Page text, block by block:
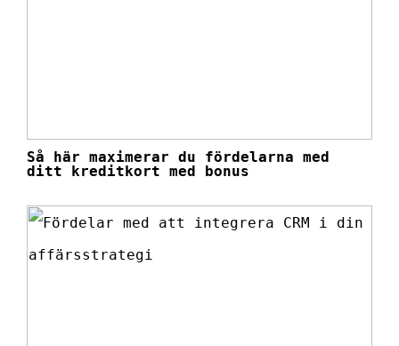
Så här maximerar du fördelarna med
ditt kreditkort med bonus